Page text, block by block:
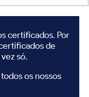
certificados. Por
de
só.
os nossos